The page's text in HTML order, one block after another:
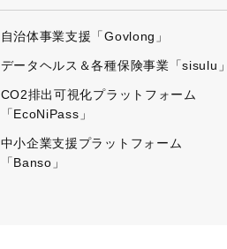
自治体事業支援「Govlong」
データヘルス＆各種保険事業「sisulu」
CO2排出可視化プラットフォーム
「EcoNiPass」
中小企業支援プラットフォーム
「Banso」